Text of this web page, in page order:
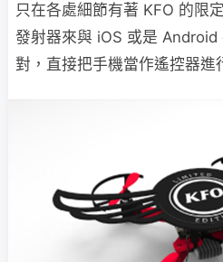
只在各處細節有著 KFO 的限
發射器來與 iOS 或是
對，直接把手機當作遙控器進